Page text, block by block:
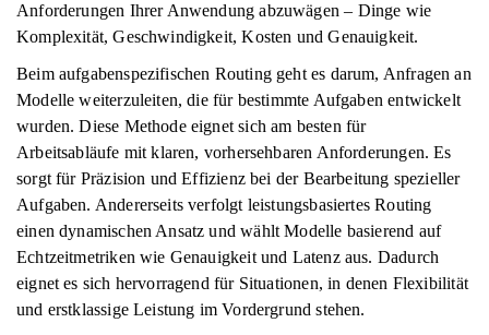
Anforderungen Ihrer Anwendung abzuwägen – Dinge wie
Komplexität, Geschwindigkeit, Kosten und Genauigkeit.
Beim aufgabenspezifischen Routing geht es darum, Anfragen an
Modelle weiterzuleiten, die für bestimmte Aufgaben entwickelt
wurden. Diese Methode eignet sich am besten für
Arbeitsabläufe mit klaren, vorhersehbaren Anforderungen. Es
sorgt für Präzision und Effizienz bei der Bearbeitung spezieller
Aufgaben. Andererseits verfolgt leistungsbasiertes Routing
einen dynamischen Ansatz und wählt Modelle basierend auf
Echtzeitmetriken wie Genauigkeit und Latenz aus. Dadurch
eignet es sich hervorragend für Situationen, in denen Flexibilität
und erstklassige Leistung im Vordergrund stehen.